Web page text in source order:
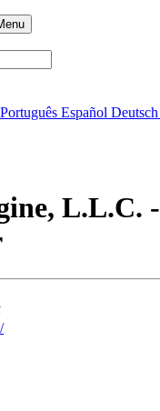
Português Español Deutsch
L.L.C. -